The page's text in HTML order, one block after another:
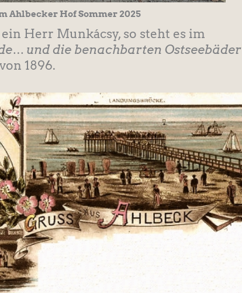
Ahlbecker Hof Sommer 2025
Herr Munkácsy, so steht es im
und die benachbarten Ostseebäder
1896.